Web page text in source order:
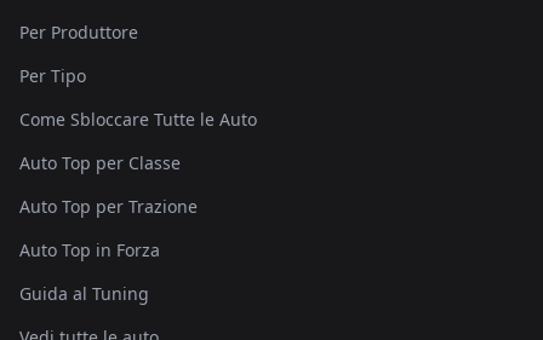
Per Produttore
Per Tipo
Come Sbloccare Tutte le Auto
Auto Top per Classe
Auto Top per Trazione
Auto Top in Forza
Guida al Tuning